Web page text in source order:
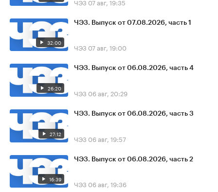
32:00
ЧЭЗ. Выпуск от 07.08.2026, часть 1
ЧЭЗ 07 авг, 19:00
26:20
ЧЭЗ. Выпуск от 06.08.2026, часть 4
ЧЭЗ 06 авг, 20:29
27:12
ЧЭЗ. Выпуск от 06.08.2026, часть 3
ЧЭЗ 06 авг, 19:57
16:39
ЧЭЗ. Выпуск от 06.08.2026, часть 2
ЧЭЗ 06 авг, 19:36